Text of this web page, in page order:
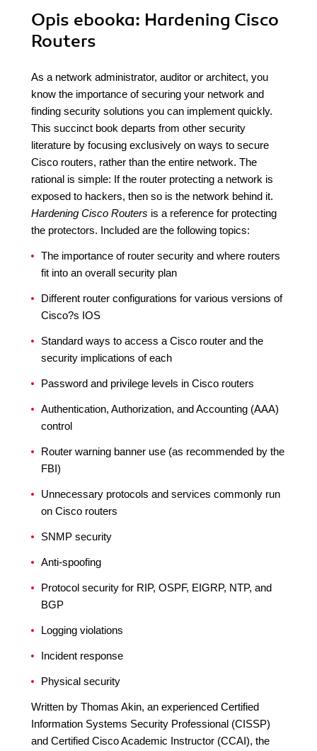
Opis ebooka: Hardening Cisco
Routers
As a network administrator, auditor or architect, you
know the importance of securing your network and
finding security solutions you can implement quickly.
This succinct book departs from other security
literature by focusing exclusively on ways to secure
Cisco routers, rather than the entire network. The
rational is simple: If the router protecting a network is
exposed to hackers, then so is the network behind it.
Hardening Cisco Routers is a reference for protecting
the protectors. Included are the following topics:
The importance of router security and where routers
fit into an overall security plan
Different router configurations for various versions of
Cisco?s IOS
Standard ways to access a Cisco router and the
security implications of each
Password and privilege levels in Cisco routers
Authentication, Authorization, and Accounting (AAA)
control
Router warning banner use (as recommended by the
FBI)
Unnecessary protocols and services commonly run
on Cisco routers
SNMP security
Anti-spoofing
Protocol security for RIP, OSPF, EIGRP, NTP, and
BGP
Logging violations
Incident response
Physical security
Written by Thomas Akin, an experienced Certified
Information Systems Security Professional (CISSP)
and Certified Cisco Academic Instructor (CCAI), the